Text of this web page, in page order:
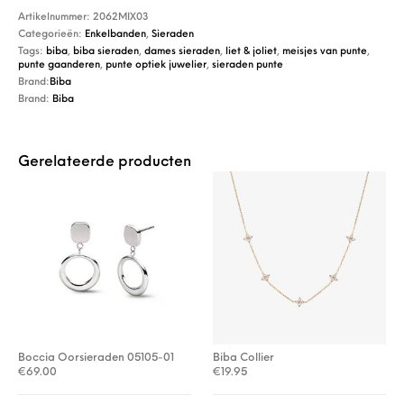
Artikelnummer:2062MIX03
Categorieën: Enkelbanden,Sieraden
Tags: biba, biba sieraden,dames sieraden, liet & joliet, meisjes van punte,
punte gaanderen, punte optiek juwelier,sieraden punte
Brand: Biba
Brand: Biba
Gerelateerde producten
Boccia Oorsieraden 05105-01
€69.00
Biba Collier
€19.95